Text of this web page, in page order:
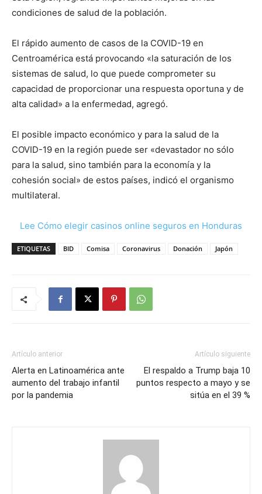
condiciones de salud de la población.
El rápido aumento de casos de la COVID-19 en
Centroamérica está provocando «la saturación de los
sistemas de salud, lo que puede comprometer su
capacidad de proporcionar una respuesta oportuna y de
alta calidad» a la enfermedad, agregó.
El posible impacto económico y para la salud de la
COVID-19 en la región puede ser «devastador no sólo
para la salud, sino también para la economía y la
cohesión social» de estos países, indicó el organismo
multilateral.
Lee Cómo elegir casinos online seguros en Honduras
ETIQUETAS BID Comisa Coronavirus Donación Japón
Artículo anterior
Alerta en Latinoamérica ante
aumento del trabajo infantil
por la pandemia
Artículo siguiente
El respaldo a Trump baja 10
puntos respecto a mayo y se
sitúa en el 39 %